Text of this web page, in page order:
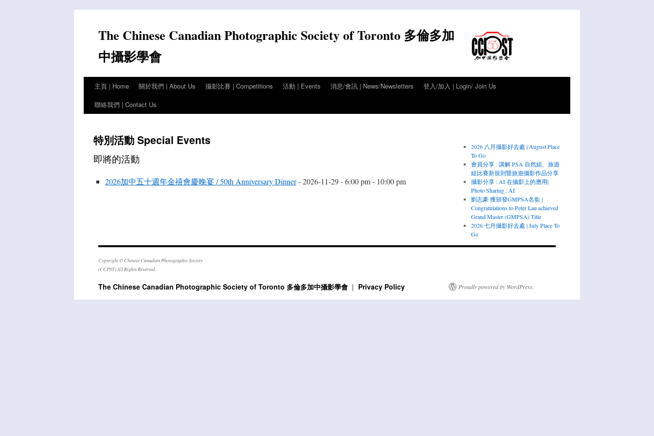
contentThe Chinese Canadian Photographic Society of Toronto 多倫多加
中攝影學會
主頁 | Home 關於我們 | About Us 攝影比賽 | Competitions 活動 | Events 消息/會訊 | News/Newsletters
登入/加入 | Login/ Join Us
聯絡我們 | Contact Us
特別活動 Special Events
即將的活動
2026加中五十週年金禧會慶晚宴 / 50th Anniversary Dinner- 2026-11-29 - 6:00 pm - 10:00 pm
2026 八月攝影好去處 | August Place
To Go
會員分享 : 講解 PSA 自然組、旅遊
組比賽新規則暨旅遊攝影作品分享
攝影分享 : AI 在攝影上的應用|
Photo Sharing : AI
劉志豪 獲頒發GMPSA名銜 |
Congratulations to Peter Lau achieved
Grand Master (GMPSA) Title
2026 七月攝影好去處 | July Place To
Go
Copyright © Chinese Canadian Photographic Society
(CCPST) All Rights Reserved.
The Chinese Canadian Photographic Society of Toronto 多倫多加中攝影學會 Privacy Policy Proudly powered by WordPress.